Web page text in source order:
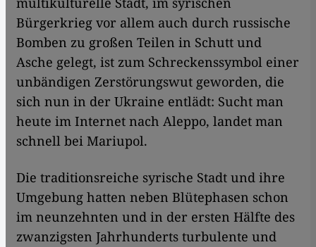
Bürgerkrieg vor allem auch durch russische
Bomben zu großen Teilen in Schutt und
Asche gelegt, ist zum Schreckenssymbol einer
unbändigen Zerstörungswut geworden, die
sich nun in der Ukraine entlädt: Sucht man
heute im Internet nach Aleppo, landet man
schnell bei Mariupol.
Die traditionsreiche syrische Stadt und ihre
Umgebung hatten neben Blütephasen schon
im neunzehnten und in der ersten Hälfte des
zwanzigsten Jahrhunderts turbulente und